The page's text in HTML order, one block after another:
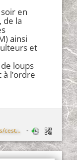
en
de la
ainsi
et
loups
l’ordre
https://www.varmatin.com/faits-divers/cest-desolant-et-tristement-spectaculaire-nouvelle-attaque-de-loup-dans-le-var-730602